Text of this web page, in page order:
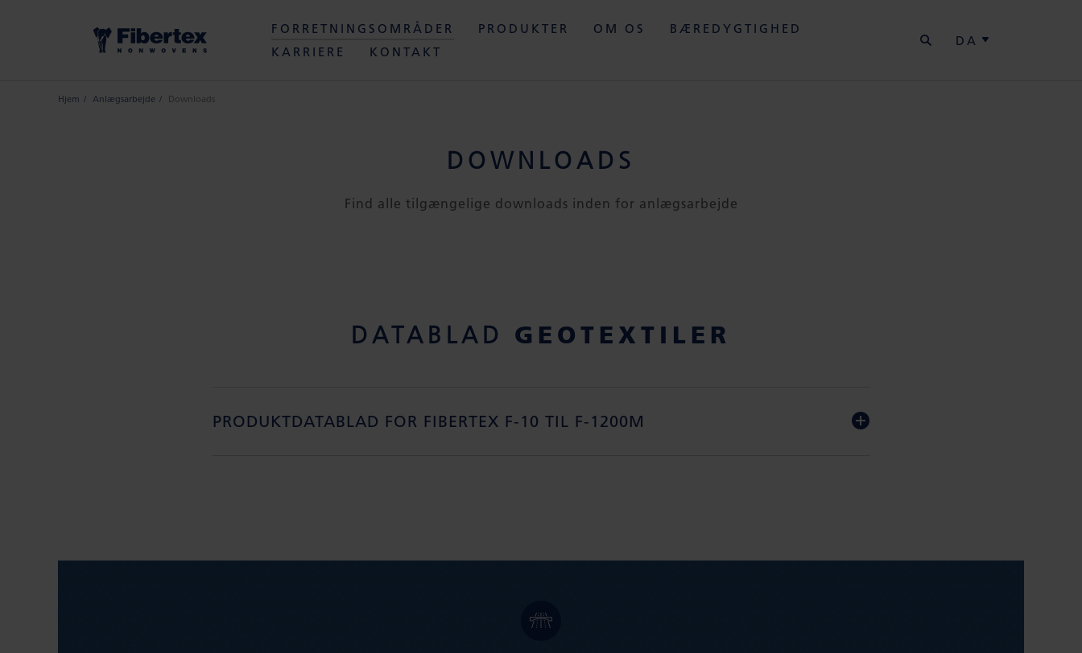
FORRETNINGSOMRÅDER PRODUKTER OM OS
BÆREDYGTIGHED
KARRIERE
KONTAKT
DA
Hjem Anlægsarbejde Downloads
DOWNLOADS
Find alle tilgængelige downloads inden for anlægsarbejde
DATABLAD GEOTEXTILER
PRODUKTDATABLAD FOR FIBERTEX F-10 TIL F-1200M